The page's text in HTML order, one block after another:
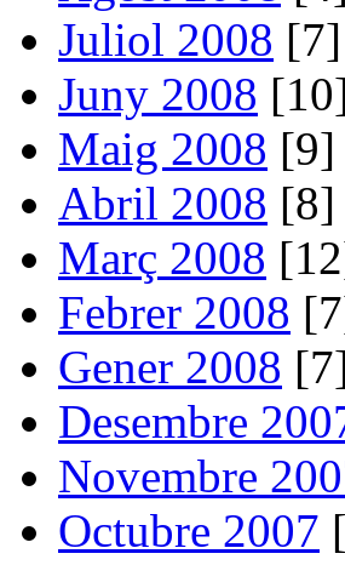
Juliol 2008 [7]
Juny 2008
Maig 2008 [9]
Abril 2008 [8]
Març 2008
Febrer 2008
Gener 2008
Desembre
Novembre
Octubre 2007